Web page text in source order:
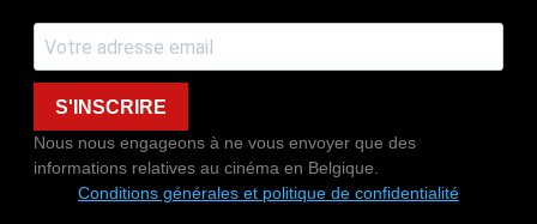
S'INSCRIRE
Nous nous engageons à ne vous envoyer que des
informations relatives au cinéma en Belgique.
Conditions générales et politique de confidentialité